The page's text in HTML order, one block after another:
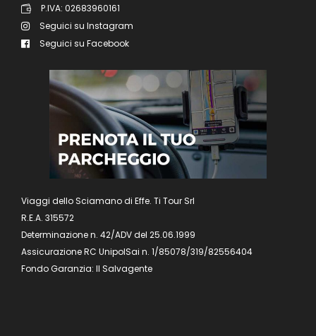
P.IVA: 02683960161
Seguici su Instagram
Seguici su Facebook
Viaggi dello Sciamano di Effe. Ti Tour Srl
R.E.A. 315572
Determinazione n. 42/ADV del 25.06.1999
Assicurazione RC UnipolSai n. 1/85078/319/82556404
Fondo Garanzia: Il Salvagente